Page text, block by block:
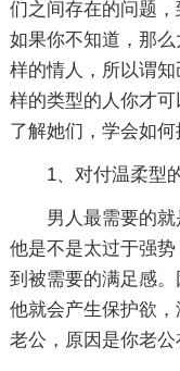
们之间存在的问题，
如果你不知道，那
样的情人，所以谓
样的类型的人你才
了解她们，学会如
1、对付温柔型
男人最需要的
他是不是太过于强
到被需要的满足感
他就会产生保护欲
老公，原因是你老公